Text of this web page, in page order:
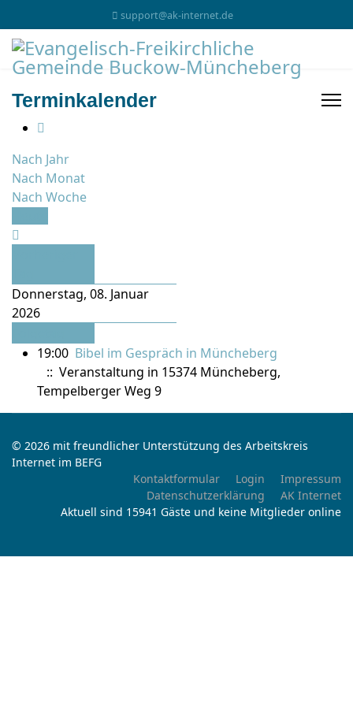
support@ak-internet.de
Terminkalender
Nach Jahr
Nach Monat
Nach Woche
Donnerstag, 08. Januar
2026
19:00 Bibel im Gespräch in Müncheberg
:: Veranstaltung in 15374 Müncheberg,
Tempelberger Weg 9
© 2026 mit freundlicher Unterstützung des Arbeitskreis
Internet im BEFG
Kontaktformular
Login
Impressum
Datenschutzerklärung
AK Internet
Aktuell sind 15941 Gäste und keine Mitglieder online